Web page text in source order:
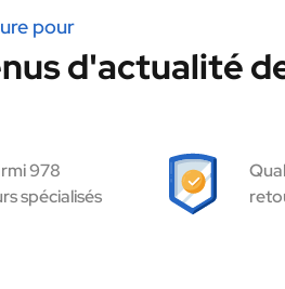
pour
d'actualité
978
spécialisés